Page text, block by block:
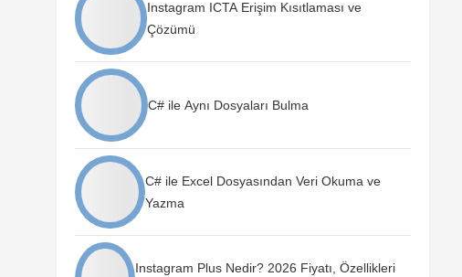
Instagram ICTA Erişim Kısıtlaması ve
Çözümü
C# ile Aynı Dosyaları Bulma
C# ile Excel Dosyasından Veri Okuma ve
Yazma
Instagram Plus Nedir? 2026 Fiyatı, Özellikleri